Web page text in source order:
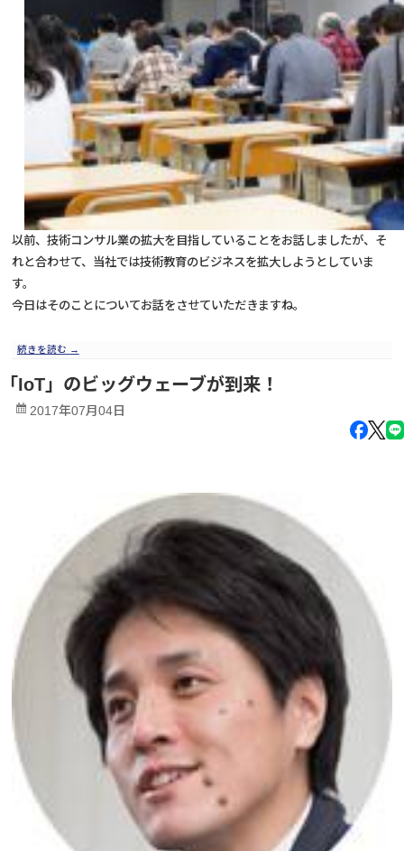
以前、技術コンサル業の拡大を目指していることをお話しましたが、そ
れと合わせて、当社では技術教育のビジネスを拡大しようとしていま
す。
今日はそのことについてお話をさせていただきますね。
続きを読む →
「IoT」のビッグウェーブが到来！
2017年07月04日